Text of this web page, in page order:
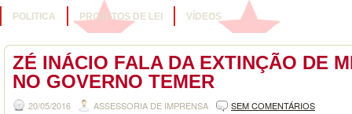
POLITICA PROJETOS DE LEI VÍDEOS
ZÉ INÁCIO FALA DA EXTINÇÃO DE
NO GOVERNO TEMER
20/05/2016 ASSESSORIA DE IMPRENSA SEM COMENTÁRIOS